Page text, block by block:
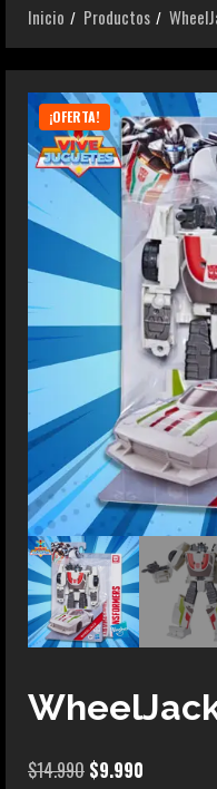
Inicio
Productos
¡OFERTA!
$14.990 El
$9.990